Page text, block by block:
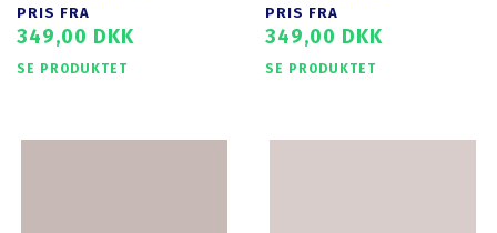
PRIS FRA
349,00 DKK
SE PRODUKTET
PRIS FRA
349,00 DKK
SE PRODUKTET